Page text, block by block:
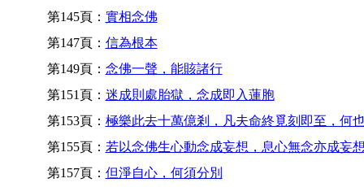
第145頁： 實相念佛
第147頁： 信為根本
第149頁： 念佛一聲，能賅諸行
第151頁： 迷成則處胎獄，念成即入蓮胞
第153頁： 極樂此去十萬億剎，凡夫命終覓刻即至，何
第155頁： 若以念佛生心動念成妄想，息心無念亦成妄
第157頁： 但淨自心，何須分別